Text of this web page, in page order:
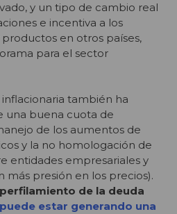
y un tipo de cambio real
e incentiva a los
en otros países,
para el sector
también ha
una buena cuota de
de los aumentos de
y la no homologación de
entidades empresariales y
más presión en los precios).
de la deuda
puede estar generando una